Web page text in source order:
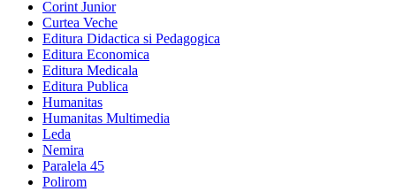
Corint Junior
Curtea Veche
Editura Didactica si Pedagogica
Editura Economica
Editura Medicala
Editura Publica
Humanitas
Humanitas Multimedia
Leda
Nemira
Paralela 45
Polirom